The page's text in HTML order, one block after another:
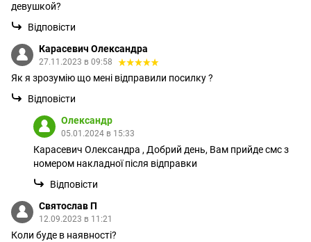
девушкой?
Відповісти
Карасевич Олександра
27.11.2023 в 09:58
Як я зрозумію що мені відправили посилку ?
Відповісти
Олександр
05.01.2024 в 15:33
Карасевич Олександра , Добрий день, Вам прийде смс з
номером накладної після відправки
Відповісти
Святослав П
12.09.2023 в 11:21
Коли буде в наявності?